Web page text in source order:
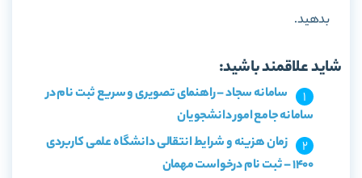
بدهید.
شاید علاقمند باشید:
سامانه سجاد – راهنمای تصویری و سریع ثبت نام در
سامانه جامع امور دانشجویان
زمان هزینه و شرایط انتقالی دانشگاه علمی کاربردی
1400 – ثبت نام درخواست مهمان